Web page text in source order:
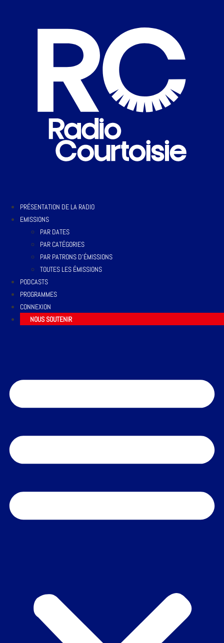
PRÉSENTATION DE LA RADIO
EMISSIONS
PAR DATES
PAR CATÉGORIES
PAR PATRONS D’ÉMISSIONS
TOUTES LES ÉMISSIONS
PODCASTS
PROGRAMMES
CONNEXION
NOUS SOUTENIR